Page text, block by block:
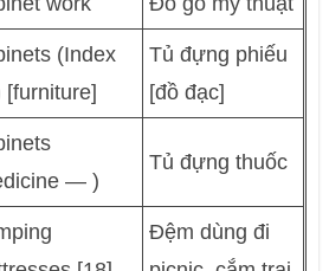
(Index
Tủ đựng phiếu
[đồ đạc]
— )
Tủ đựng thuốc
Đệm dùng đi